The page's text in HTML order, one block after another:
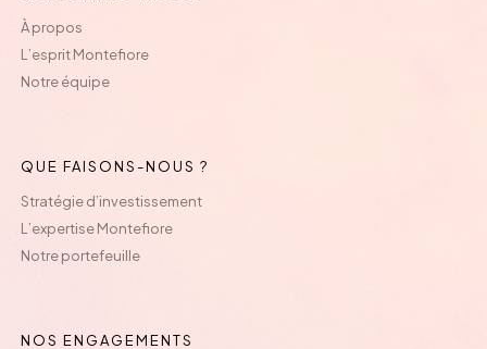
À propos
L’esprit Montefiore
Notre équipe
QUE FAISONS-NOUS ?
Stratégie d’investissement
L’expertise Montefiore
Notre portefeuille
NOS ENGAGEMENTS